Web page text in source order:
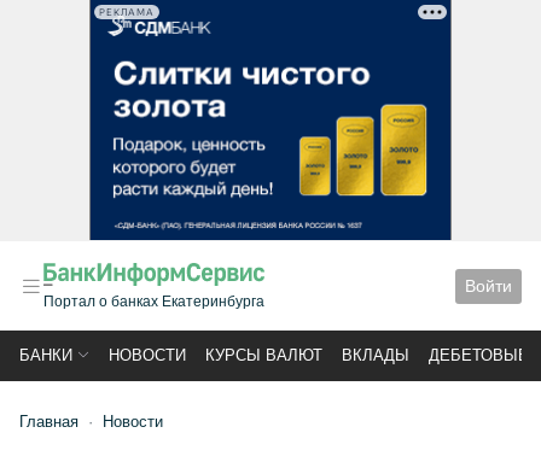
РЕКЛАМА
Портал о банках Екатеринбурга
Войти
БАНКИ НОВОСТИ КУРСЫ ВАЛЮТ ВКЛАДЫ ДЕБЕТОВЫЕ
Главная Новости